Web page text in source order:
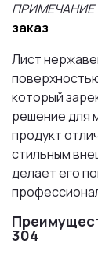
ПРИМЕЧАНИЕ
заказ
Лист
который
решение для
продукт
стильным
делает его
304